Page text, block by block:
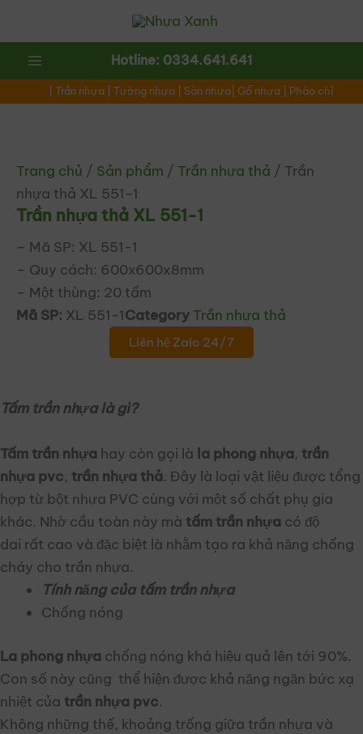
dung
Main
Menu
Hotline: 0334.641.641
Trần nhựa| Tường nhựa| Sàn nhựa| Gỗ nhựa| Phào chỉ
Trang chủ / Sản phẩm / Trần nhựa thả / Trần
nhựa thả XL 551-1
Trần nhựa thả XL 551-1
– Mã SP: XL 551-1
– Quy cách: 600x600x8mm
– Một thùng: 20 tấm
Mã SP: XL 551-1Category Trần nhựa thả
Liên hệ Zalo 24/7
Tấm trần nhựa là gì?
Tấm trần nhựa hay còn gọi là la phong nhựa, trần
nhựa pvc, trần nhựa thả. Đây là loại vật liệu được tổng
hợp từ bột nhựa PVC cùng với một số chất phụ gia
khác. Nhờ cầu toàn này mà tấm trần nhựa có độ
dai rất cao và đặc biệt là nhằm tạo ra khả năng chống
cháy cho trần nhựa.
Tính năng của tấm trần nhựa
Chống nóng
La phong nhựa chống nóng khá hiệu quả lên tới 90%.
Con số này cũng thể hiện được khả năng ngăn bức xạ
nhiệt của trần nhựa pvc.
Không những thế, khoảng trống giữa trần nhựa và